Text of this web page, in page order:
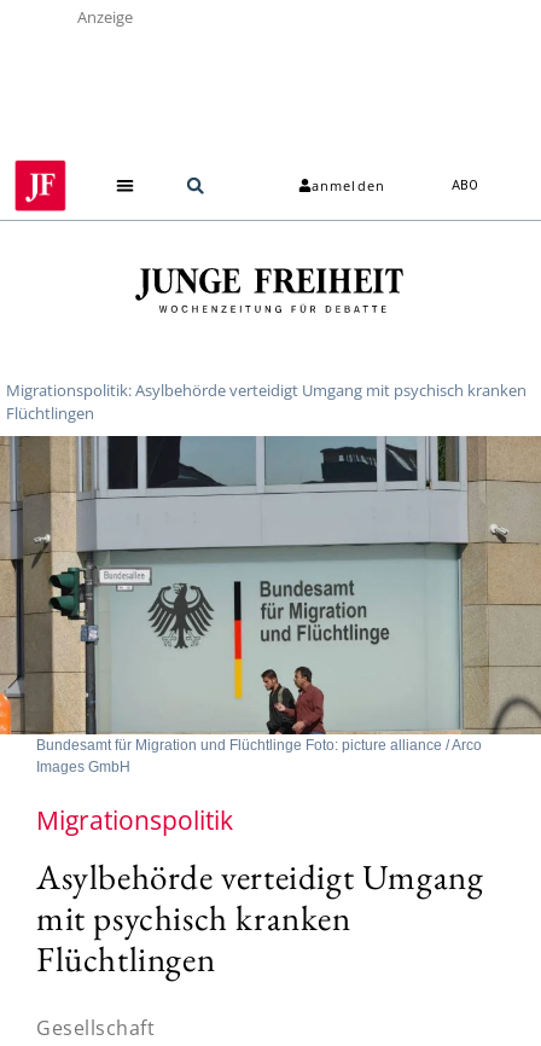
Anzeige
anmelden ABO
Migrationspolitik: Asylbehörde verteidigt Umgang mit psychisch kranken
Flüchtlingen
Bundesamt für Migration und Flüchtlinge Foto: picture alliance / Arco
Images GmbH
Migrationspolitik
Asylbehörde verteidigt Umgang
mit psychisch kranken
Flüchtlingen
Gesellschaft